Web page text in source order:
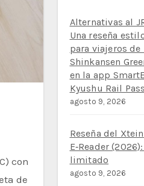
de
Alternativas al
Una reseña
para viajeros
Shinkansen
en la app
Kyushu Rail
agosto 9, 2026
Reseña del
E‑Reader
limitado
agosto 9, 2026